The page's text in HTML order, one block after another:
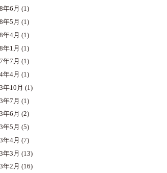
年6月 (1)
年5月 (1)
年4月 (1)
年1月 (1)
年7月 (1)
年4月 (1)
年10月 (1)
年7月 (1)
年6月 (2)
年5月 (5)
年4月 (7)
年3月 (13)
年2月 (16)